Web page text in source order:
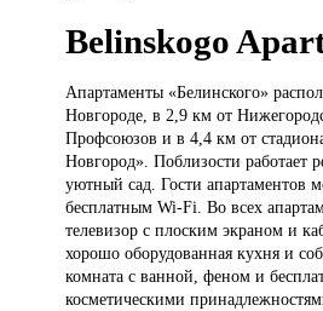
Belinskogo
Апартаменты «Белинского»
Новгороде, в 2,9 км от
Профсоюзов и в 4,4 км от
Новгород». Поблизости работает
уютный сад. Гости апартаментов
бесплатным Wi-Fi. Во всех
телевизор с плоским экраном и
хорошо оборудованная кухня и
комната с ванной, феном и
косметическими